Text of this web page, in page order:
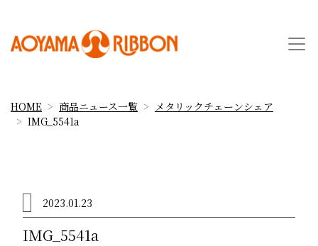
HOME 商品ニュース一覧
メタリックチェーンシェア
IMG_5541a
2023.01.23
IMG_5541a